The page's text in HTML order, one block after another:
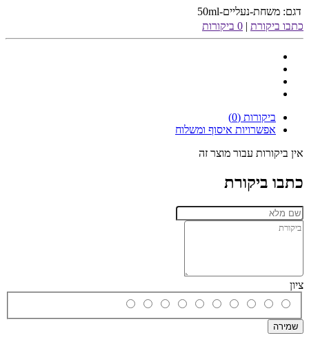
דגם: משחת-נעליים-50ml
כתבו ביקורת | 0 ביקורות
ביקורות (0)
אפשרויות איסוף ומשלוח
אין ביקורות עבור מוצר זה
כתבו ביקורת
ציון
שמירה